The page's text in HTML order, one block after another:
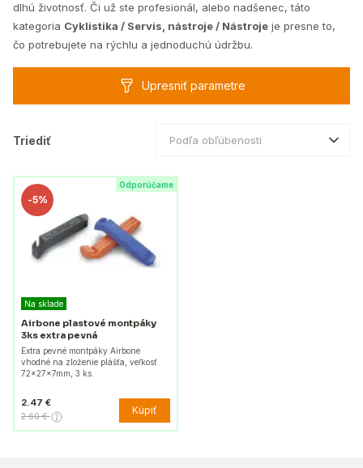
dlhú životnosť. Či už ste profesionál, alebo nadšenec, táto
kategoria Cyklistika / Servis, nástroje / Nástroje je presne to,
čo potrebujete na rýchlu a jednoduchú údržbu.
Upresniť parametre
Triediť Podľa obľúbenosti
Odporúčame
-5%
Na sklade
Airbone plastové montpáky
3ks extra pevná
Extra pevné montpáky Airbone
vhodné na zloženie plášťa, veľkosť
72x27x7mm, 3 ks.
2.47 €
2.60 € Kúpiť